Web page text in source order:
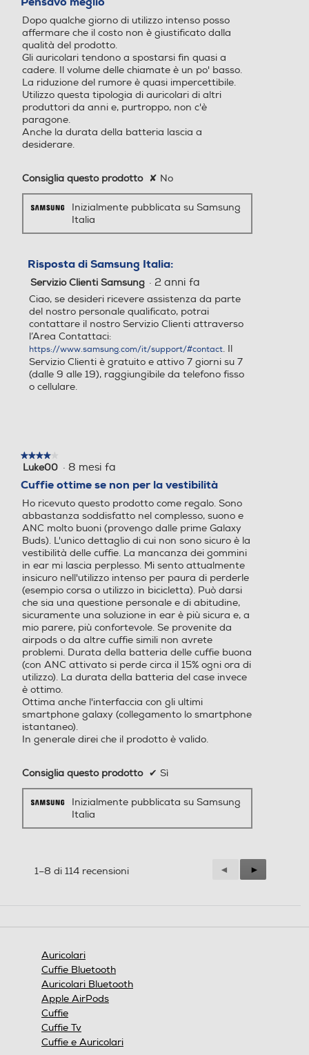
Play Video
*Immagini simulate a scopo illustrativo.
base al Paese o all'operatore di rete mobile.
White
Sfiora verso l'alto/verso il basso lil dispositivo per regolare il volume.
Usa le due dita per riprodurre e mettere in pausa, oppure tieni premuto con le
due dita per gestire la cancellazione del rumore o lanciare la tua app preferita.
stelle.
Dopo qualche giorno di utilizzo intenso posso
affermare che il costo non è giustificato dalla
qualità del prodotto.
Gli auricolari tendono a spostarsi fin quasi a
cadere. Il volume delle chiamate è un po' basso.
La riduzione del rumore è quasi impercettibile.
Utilizzo questa tipologia di auricolari di altri
produttori da anni e, purtroppo, non c'è
paragone.
Anche la durata della batteria lascia a
desiderare.
Inizialmente pubblicata su Samsung
Italia
Servizio Clienti Samsung· 2 anni fa
Ciao, se desideri ricevere assistenza da parte
del nostro personale qualificato, potrai
contattare il nostro Servizio Clienti attraverso
l’Area Contattaci:
https://www.samsung.com/it/support/#contact
Servizio Clienti è gratuito e attivo 7 giorni su 7
(dalle 9 alle 19), raggiungibile da telefono fisso
o cellulare.
4
su
stelle.
Luke00
Cuffie ottime se non per la vestibilità
Ho ricevuto questo prodotto come regalo. Sono
abbastanza soddisfatto nel complesso, suono e
ANC molto buoni (provengo dalle prime Galaxy
Buds). L'unico dettaglio di cui non sono sicuro è la
vestibilità delle cuffie. La mancanza dei gommini
in ear mi lascia perplesso. Mi sento attualmente
insicuro nell'utilizzo intenso per paura di perderle
(esempio corsa o utilizzo in bicicletta). Può darsi
che sia una questione personale e di abitudine,
sicuramente una soluzione in ear è più sicura e, a
mio parere, più confortevole. Se provenite da
airpods o da altre cuffie simili non avrete
problemi. Durata della batteria delle cuffie buona
(con ANC attivato si perde circa il 15% ogni ora di
utilizzo). La durata della batteria del case invece
è ottimo.
Ottima anche l'interfaccia con gli ultimi
smartphone galaxy (collegamento lo smartphone
istantaneo).
In generale direi che il prodotto è valido.
Inizialmente pubblicata su Samsung
Italia
ReviewsReviews
Cuffie Bluetooth
Auricolari Bluetooth
Apple AirPods
Cuffie
Cuffie Tv
Cuffie e Auricolari